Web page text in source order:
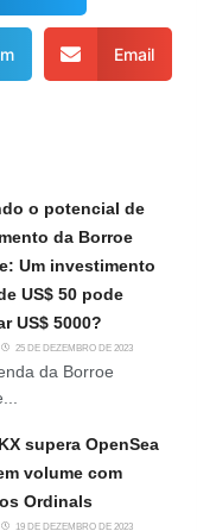
Email
o potencial de
da Borroe
Um investimento
US$ 50 pode
US$ 5000?
25 DE DEZEMBRO DE 2023
da Borroe
supera OpenSea
volume com
Ordinals
19 DE DEZEMBRO DE 2023